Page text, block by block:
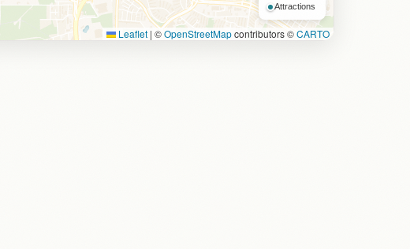
Attractions
Leaflet | ©OpenStreetMapcontributors ©CARTO